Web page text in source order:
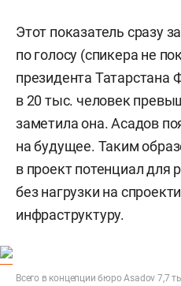
Этот показатель сразу
по голосу (спикера не
президента
в 20 тыс. человек
заметила она. Асадов
на будущее. Таким
в проект потенциал для
без нагрузки на
инфраструктуру.
Всего в концепции бюро Asadov 7,7